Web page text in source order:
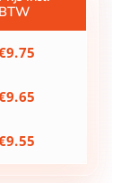
BTW
9.75
9.65
9.55